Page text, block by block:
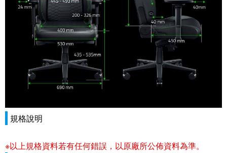
規格說明
※以上規格資料若有任何錯誤，以原廠所公佈資料為準。